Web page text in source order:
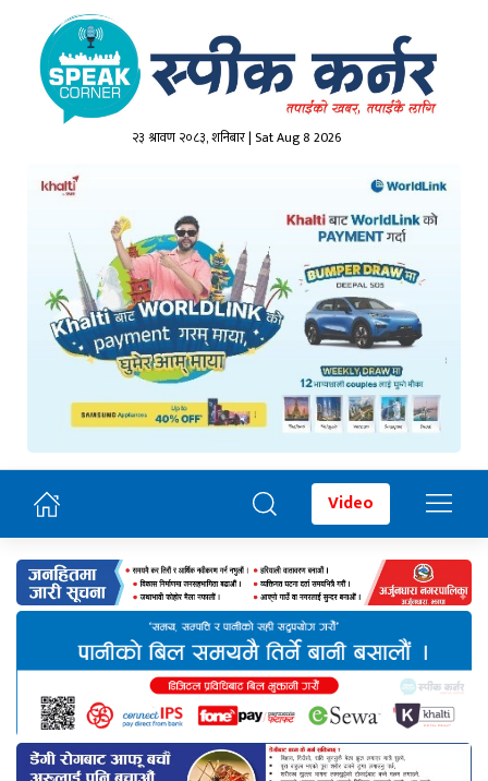
२३ श्रावण २०८३, शनिबार | Sat Aug 8 2026
Video